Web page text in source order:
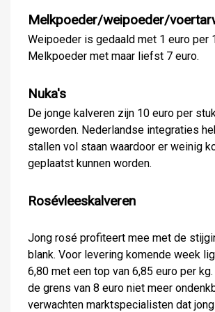
Melkpoeder/weipoeder/
Weipoeder is gedaald met 1 euro per
Melkpoeder met maar liefst 7 euro.
Nuka's
De jonge kalveren zijn 10 euro per
geworden. Nederlandse integraties
stallen vol staan waardoor er weinig
geplaatst kunnen worden.
Rosévleeskalveren
Jong rosé profiteert mee met de
blank. Voor levering komende week
6,80 met een top van 6,85 euro per
de grens van 8 euro niet meer
verwachten marktspecialisten dat